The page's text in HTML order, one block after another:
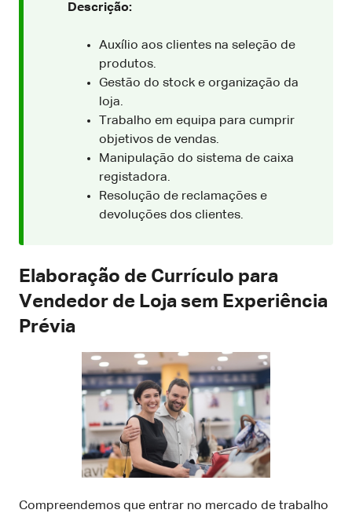
Descrição:
Auxílio aos clientes na seleção de
produtos.
Gestão do stock e organização da
loja.
Trabalho em equipa para cumprir
objetivos de vendas.
Manipulação do sistema de caixa
registadora.
Resolução de reclamações e
devoluções dos clientes.
Elaboração de Currículo para
Vendedor de Loja sem Experiência
Prévia
Compreendemos que entrar no mercado de trabalho